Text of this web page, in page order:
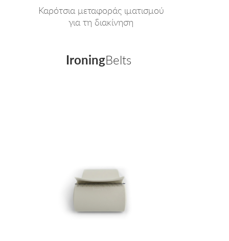
Καρότσια μεταφοράς ιματισμού
για τη διακίνηση
IroningBelts